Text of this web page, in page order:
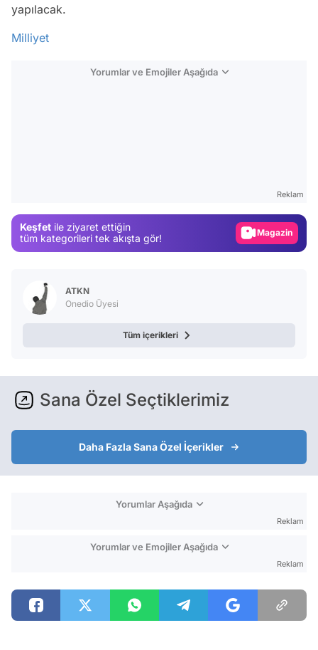
yapılacak.
Milliyet
Yorumlar ve Emojiler Aşağıda
Reklam
Keşfet ile ziyaret ettiğin
tüm kategorileri tek akışta gör!
Video
ATKN
Onedio Üyesi
Tüm içerikleri
Sana Özel Seçtiklerimiz
Daha Fazla Sana Özel İçerikler
Yorumlar Aşağıda
Reklam
Yorumlar ve Emojiler Aşağıda
Reklam